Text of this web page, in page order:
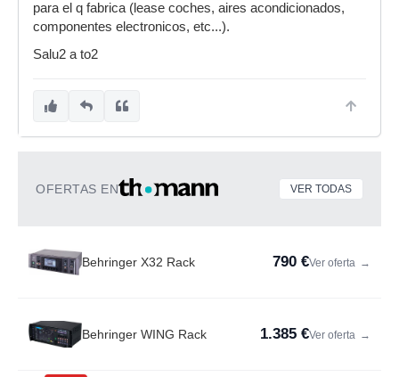
para el q fabrica (lease coches, aires acondicionados,
componentes electronicos, etc...).
Salu2 a to2
OFERTAS EN VER TODAS
Behringer X32 Rack 790 €Ver oferta →
Behringer WING Rack 1.385 €Ver oferta →